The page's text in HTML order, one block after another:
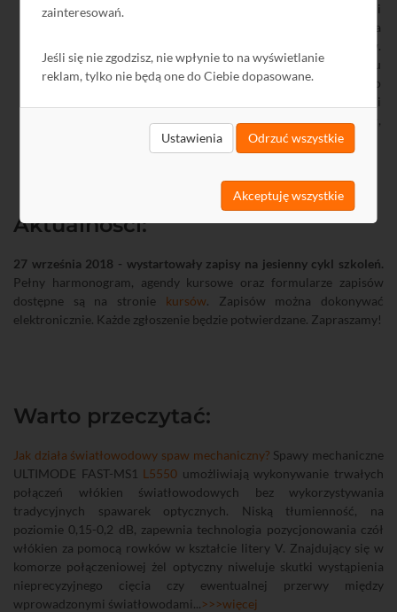
zainteresowań.
Jeśli się nie zgodzisz, nie wpłynie to na wyświetlanie
reklam, tylko nie będą one do Ciebie dopasowane.
Ustawienia Odrzuć wszystkie
Akceptuję wszystkie
wewnętrzna
t to najwyższej jakości
skrętka komputerowa przeznaczona do wykonywania
profesjonalnych instalacji wewnątrz budynków.
Skrętka jest najnowszą generacją skrętek typu
NETSET. Posiada średnice zewnętrzną 5,9 mm, co
znacznie ułatwia układanie skrętki w korytkach i
rurach. Dobrano specjalne tworzywo izolacji żył,
ułatwiające nakładanie złączy RJ-45.
Aktualności:
27 września 2018 - wystartowały zapisy na jesienny cykl szkoleń.
Pełny harmonogram, agendy kursowe oraz formularze zapisów
dostępne są na stronie kursów. Zapisów można dokonywać
elektronicznie. Każde zgłoszenie będzie potwierdzane. Zapraszamy!
Warto przeczytać:
Jak działa światłowodowy spaw mechaniczny? Spawy mechaniczne
ULTIMODE FAST-MS1 L5550 umożliwiają wykonywanie trwałych
połączeń włókien światłowodowych bez wykorzystywania
tradycyjnych spawarek optycznych. Niską tłumienność, na
poziomie 0,15-0,2 dB, zapewnia technologia pozycjonowania czół
włókien za pomocą rowków w kształcie litery V. Znajdujący się w
komorze połączeniowej żel optyczny niweluje skutki wystąpienia
nieprecyzyjnego cięcia czy ewentualnej przerwy między
wprowadzonymi światłowodami...>>>więcej